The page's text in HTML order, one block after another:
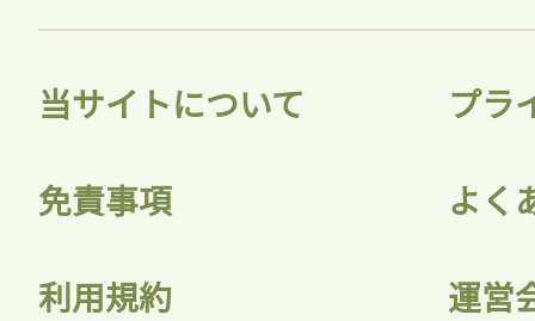
会員登録
当サイトについて プラ
免責事項 よく
利用規約 運営